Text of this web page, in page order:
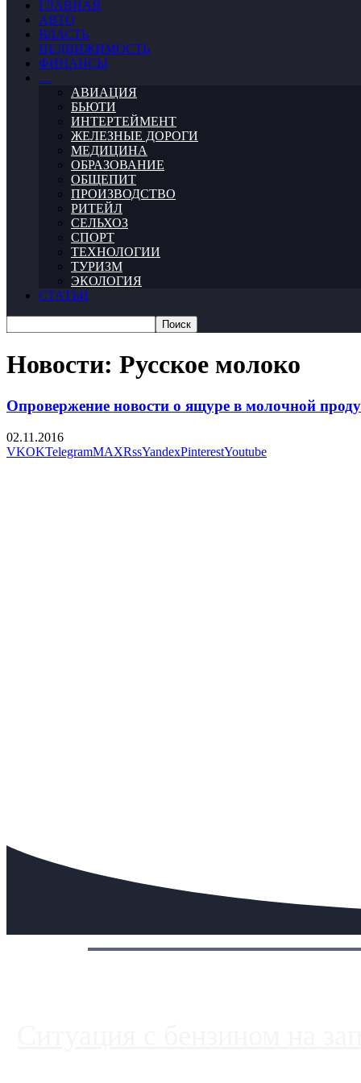
ГЛАВНАЯ
АВТО
ВЛАСТЬ
НЕДВИЖИМОСТЬ
ФИНАНСЫ
…
АВИАЦИЯ
БЬЮТИ
ИНТЕРТЕЙМЕНТ
ЖЕЛЕЗНЫЕ ДОРОГИ
МЕДИЦИНА
ОБРАЗОВАНИЕ
ОБЩЕПИТ
ПРОИЗВОДСТВО
РИТЕЙЛ
СЕЛЬХОЗ
СПОРТ
ТЕХНОЛОГИИ
ТУРИЗМ
ЭКОЛОГИЯ
СТАТЬИ
Новости: Русское молоко
Опровержение новости о ящуре в молочной
02.11.2016
VKOKTelegramMAXRssYandexPinterestYoutube